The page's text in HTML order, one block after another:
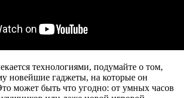
технологиями, подумайте о том,
новейшие гаджеты, на которые он
может быть что угодно: от умных часов